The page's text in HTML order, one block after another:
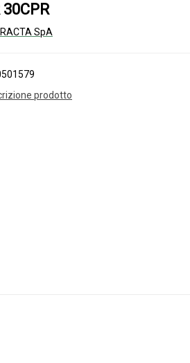
30CPR
SpA
prodotto